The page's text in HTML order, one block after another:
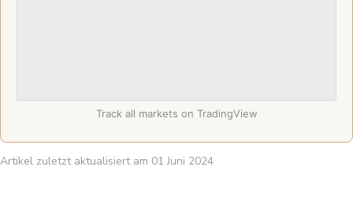
Track all markets on TradingView
Artikel zuletzt aktualisiert am 01 Juni 2024